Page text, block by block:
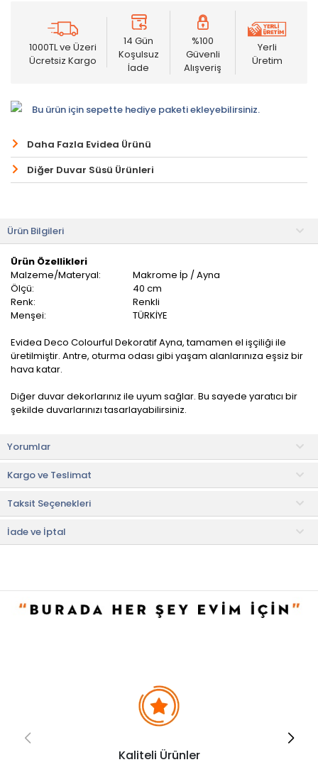
1000TL ve Üzeri
Ücretsiz Kargo
14 Gün
Koşulsuz
İade
%100
Güvenli
Alışveriş
Yerli
Üretim
Bu ürün için sepette hediye paketi ekleyebilirsiniz.
Daha Fazla Evidea Ürünü
Diğer Duvar Süsü Ürünleri
Ürün Bilgileri
Ürün Özellikleri
Malzeme/Materyal:
Makrome İp / Ayna
Ölçü:
40 cm
Renk:
Renkli
Menşei:
TÜRKİYE
Evidea Deco Colourful Dekoratif Ayna, tamamen el işçiliği ile
üretilmiştir. Antre, oturma odası gibi yaşam alanlarınıza eşsiz bir
hava katar.
Diğer duvar dekorlarınız ile uyum sağlar. Bu sayede yaratıcı bir
şekilde duvarlarınızı tasarlayabilirsiniz.
• Nemli bez vasıtası ile temizlenebilir.
• Not:Bu fiyat perakende satışlar için belirlenmiştir. Toplu alımlar
Evidea tarafından incelenecek ve uygun bulunmayan siparişler
iptal edilecektir.
Yorumlar
Kargo ve Teslimat
Taksit Seçenekleri
İade ve İptal
Kaliteli Ürünler